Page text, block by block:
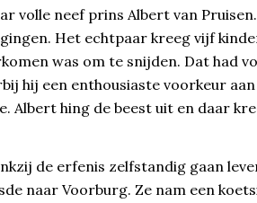
volle neef prins Albert van
Het echtpaar kreeg vijf
was om te snijden. Dat had
hij een enthousiaste voorkeur
Albert hing de beest uit en daar
de erfenis zelfstandig gaan
naar Voorburg. Ze nam een